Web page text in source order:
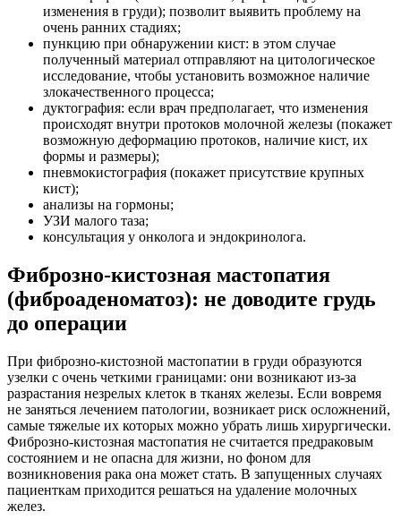
изменения в груди); позволит выявить проблему на
очень ранних стадиях;
пункцию при обнаружении кист: в этом случае
полученный материал отправляют на цитологическое
исследование, чтобы установить возможное наличие
злокачественного процесса;
дуктография: если врач предполагает, что изменения
происходят внутри протоков молочной железы (покажет
возможную деформацию протоков, наличие кист, их
формы и размеры);
пневмокистография (покажет присутствие крупных
кист);
анализы на гормоны;
УЗИ малого таза;
консультация у онколога и эндокринолога.
Фиброзно-кистозная мастопатия
(фиброаденоматоз): не доводите грудь
до операции
При фиброзно-кистозной мастопатии в груди образуются
узелки с очень четкими границами: они возникают из-за
разрастания незрелых клеток в тканях железы. Если вовремя
не заняться лечением патологии, возникает риск осложнений,
самые тяжелые их которых можно убрать лишь хирургически.
Фиброзно-кистозная мастопатия не считается предраковым
состоянием и не опасна для жизни, но фоном для
возникновения рака она может стать. В запущенных случаях
пациенткам приходится решаться на удаление молочных
желез.